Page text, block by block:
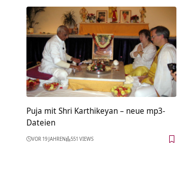
Puja mit Shri Karthikeyan – neue mp3-
Dateien
VOR 19 JAHREN 551 VIEWS